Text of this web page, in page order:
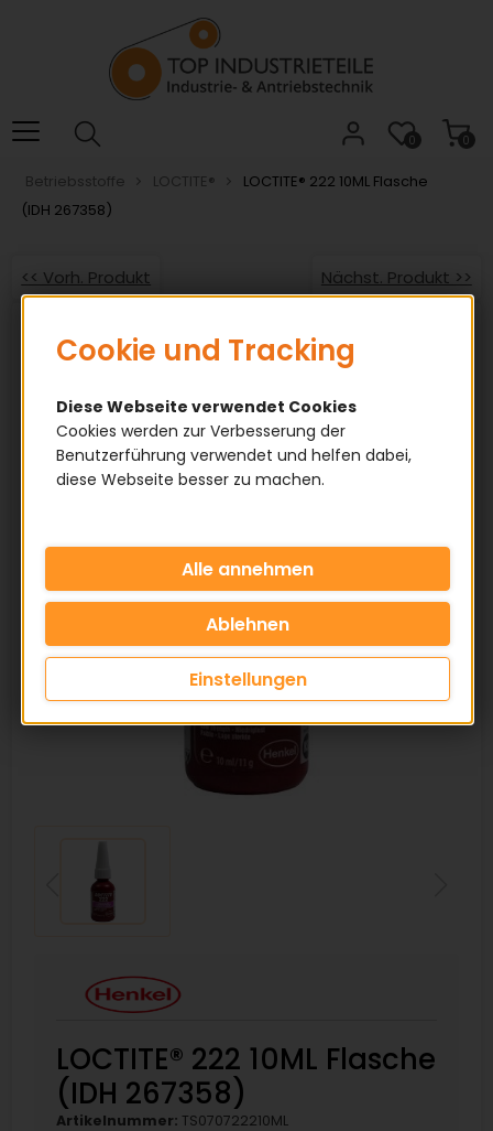
das
Barrierefreiheitsmenü
springen.
0
0
Betriebsstoffe LOCTITE®
LOCTITE® 222 10ML Flasche
(IDH 267358)
<< Vorh. Produkt Nächst. Produkt >>
LOCTITE® 222 10ML Flasche
(IDH 267358)
Artikelnummer: TS070722210ML
Cookie und Tracking
Diese Webseite verwendet Cookies
Cookies werden zur Verbesserung der
Benutzerführung verwendet und helfen dabei,
diese Webseite besser zu machen.
Einstellungen